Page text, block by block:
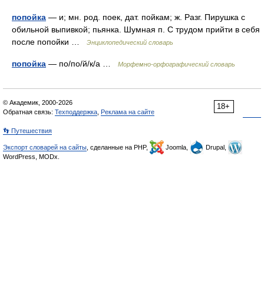
попойка — и; мн. род. поек, дат. пойкам; ж. Разг. Пирушка с
обильной выпивкой; пьянка. Шумная п. С трудом прийти в себя
после попойки …
Энциклопедический словарь
попойка — по/по/й/к/а … Морфемно-орфографический словарь
18+
© Академик, 2000-2026
Обратная связь: Техподдержка Реклама на сайте
👣 Путешествия
Экспорт словарей на сайты , сделанные на PHP, Joomla,
Drupal,
WordPress, MODx.